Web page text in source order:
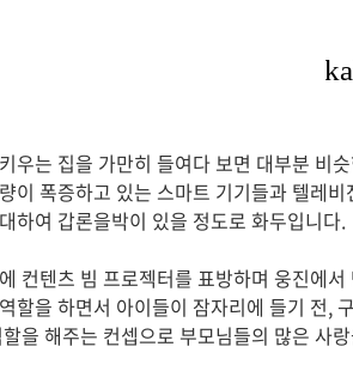
우는 집을 가만히 들여다 보면 대부분 비
이 폭증하고 있는 스마트 기기들과 텔레
하여 갑론을박이 있을 정도로 화두입니다.
컨텐츠 빔 프로젝터를 표방하며 웅진에
할을 하면서 아이들이 잠자리에 들기 전,
을 해주는 컨셉으로 부모님들의 많은 사